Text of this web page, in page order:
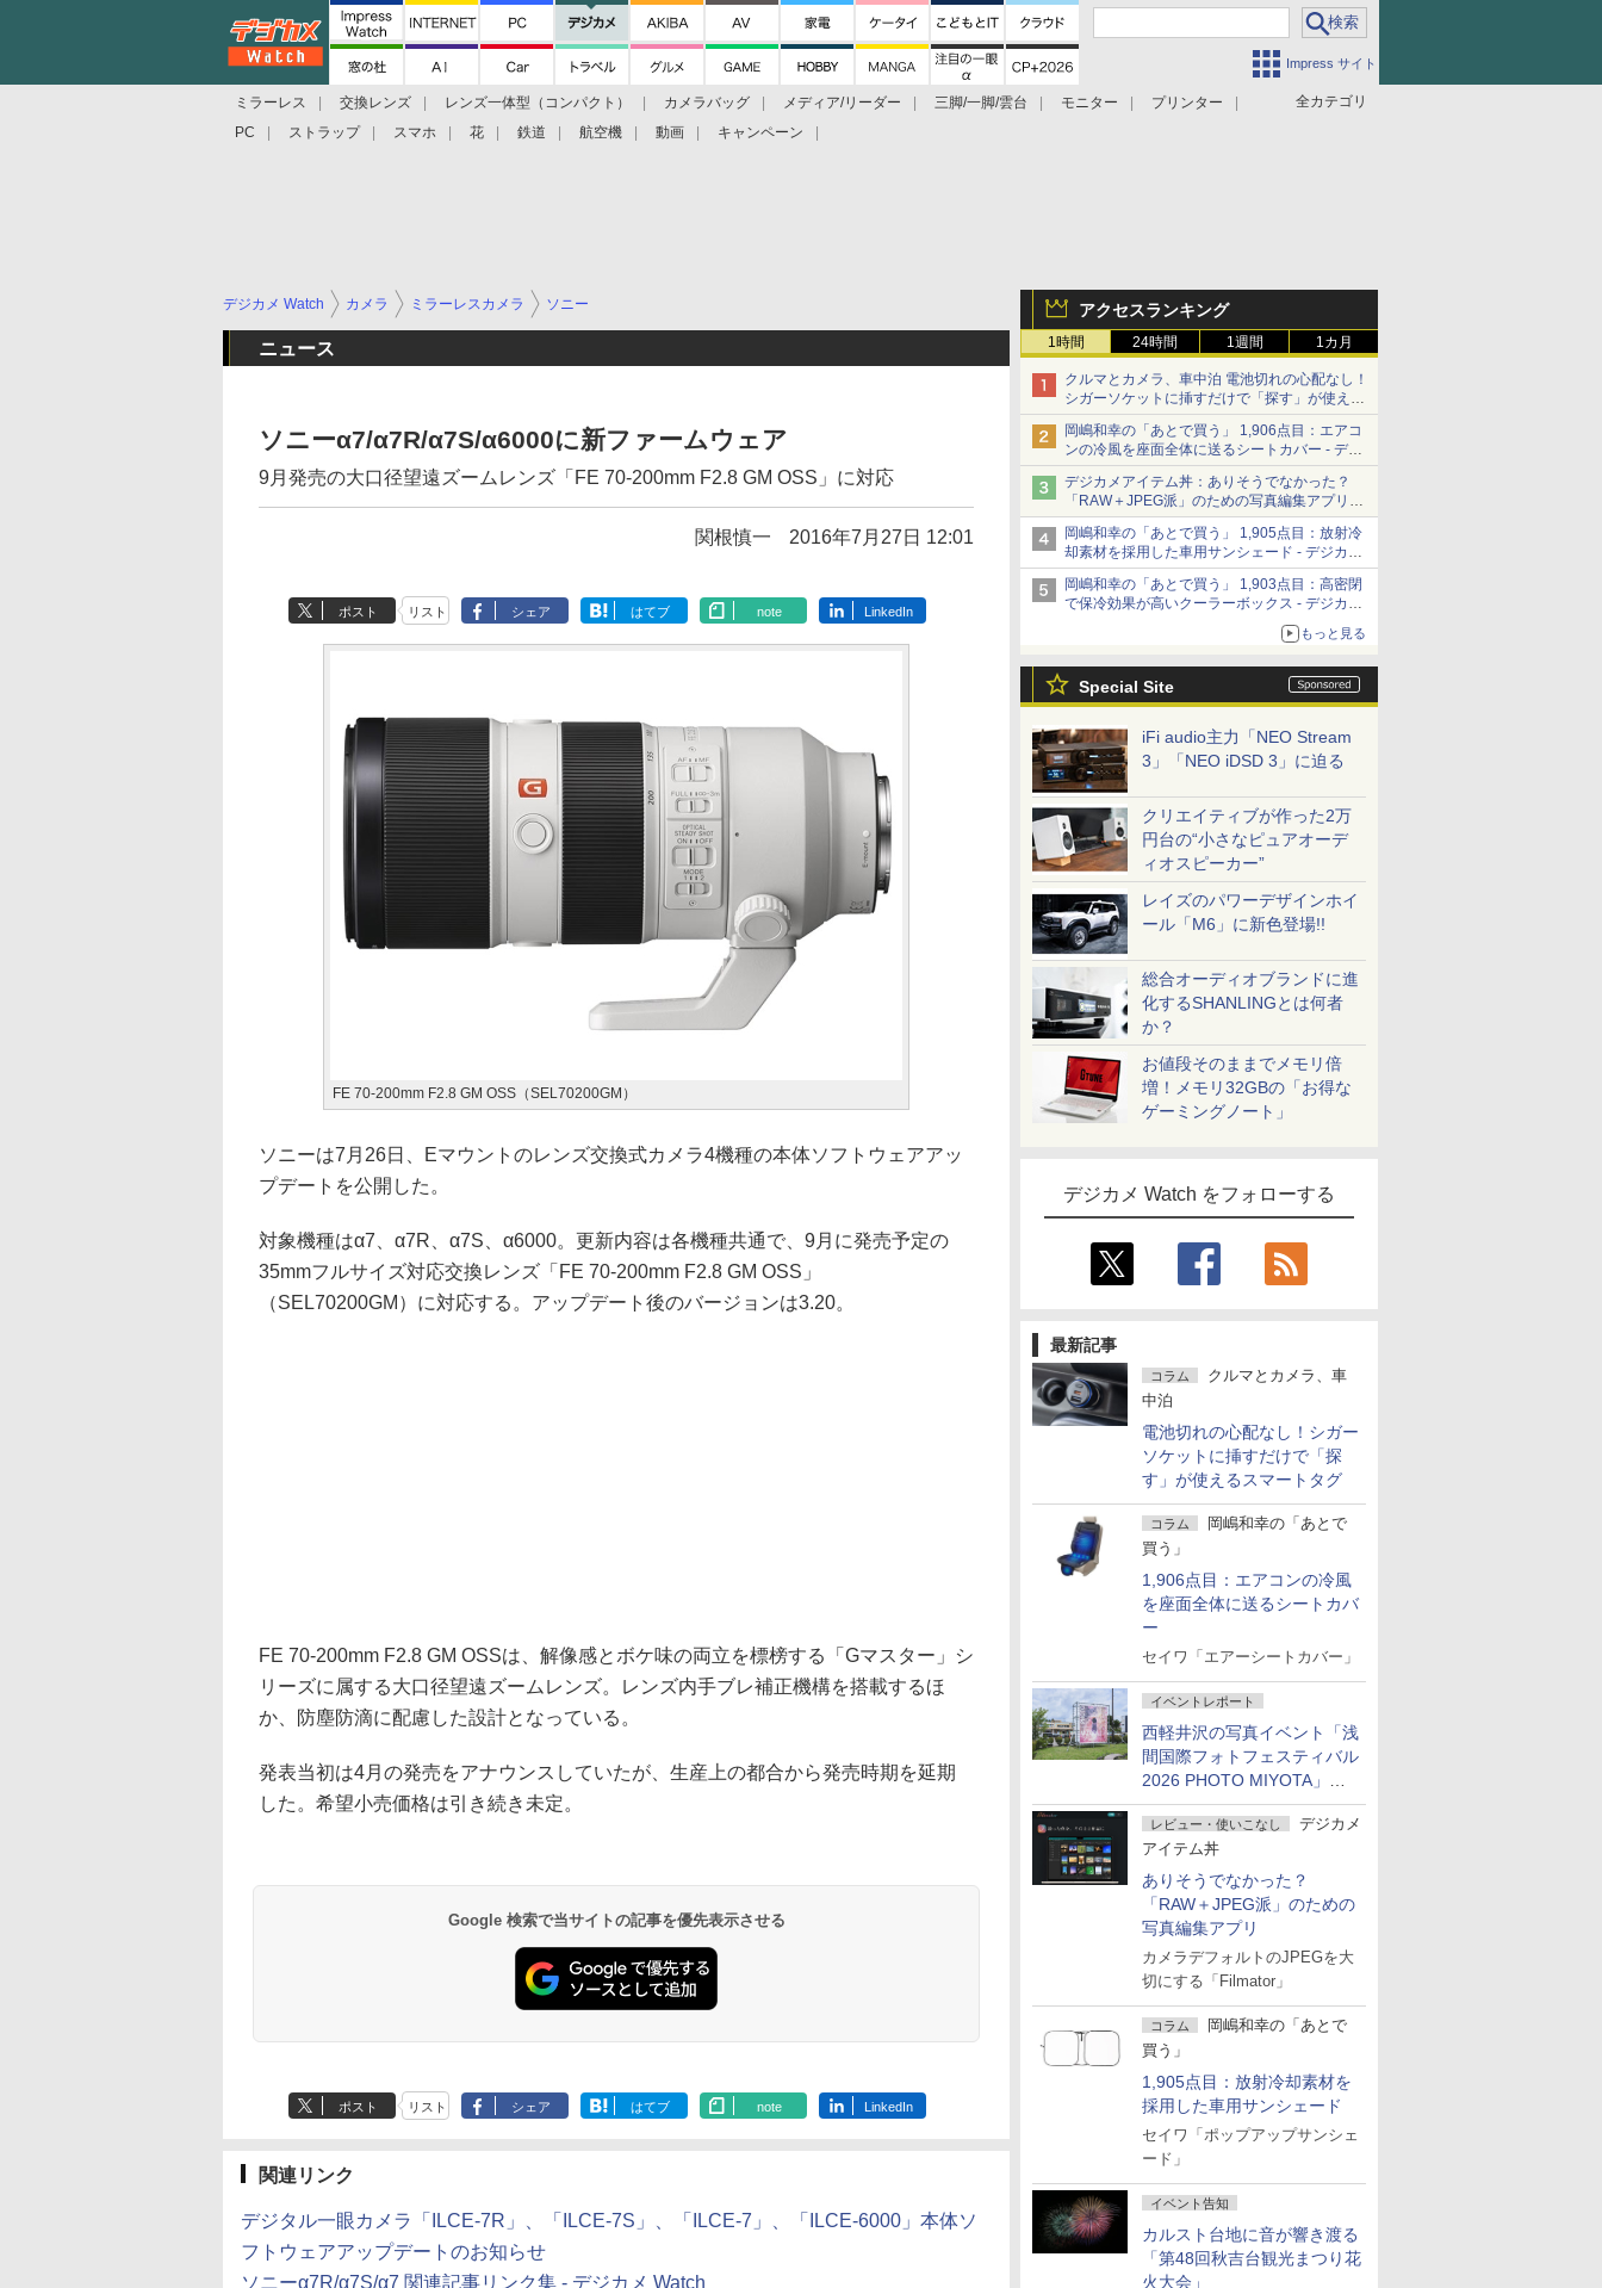
Impress サイト
全カテゴリ
ミラーレス 交換レンズ レンズ一体型（コンパクト） カメラバッグ メディア/リーダー 三脚/一脚/雲台 モニター
プリンター
PC
ストラップ スマホ 花 鉄道 航空機 動画 キャンペーン
アクセスランキング
1時間 24時間 1週間 1カ月
クルマとカメラ、車中泊 電池切れの心配なし！
シガーソケットに挿すだけで「探す」が使える
スマートタグ - デジカメ Watch
岡嶋和幸の「あとで買う」 1,906点目：エアコ
ンの冷風を座面全体に送るシートカバー - デジ
カメ Watch
デジカメアイテム丼：ありそうでなかった？
「RAW＋JPEG派」のための写真編集アプリ
カメラデフォルトのJPEGを大切にする
「Filmator」
岡嶋和幸の「あとで買う」 1,905点目：放射冷
却素材を採用した車用サンシェード - デジカメ
Watch
岡嶋和幸の「あとで買う」 1,903点目：高密閉
で保冷効果が高いクーラーボックス - デジカメ
もっと見る
Special Site
iFi audio主力「NEO Stream
3」「NEO iDSD 3」に迫る
クリエイティブが作った2万
円台の“小さなピュアオーデ
ィオスピーカー”
レイズのパワーデザインホイ
ール「M6」に新色登場!!
総合オーディオブランドに進
化するSHANLINGとは何者
か？
お値段そのままでメモリ倍
増！メモリ32GBの「お得な
ゲーミングノート」
デジカメ Watch をフォローする
最新記事
コラム
クルマとカメラ、車
中泊
電池切れの心配なし！シガー
ソケットに挿すだけで「探
す」が使えるスマートタグ
コラム
岡嶋和幸の「あとで
買う」
1,906点目：エアコンの冷風
を座面全体に送るシートカバ
ー
セイワ「エアーシートカバー」
イベントレポート
西軽井沢の写真イベント「浅
間国際フォトフェスティバル
2026 PHOTO MIYOTA」が
開幕
レビュー・使いこなし
デジカメ
アイテム丼
ありそうでなかった？
「RAW＋JPEG派」のための
写真編集アプリ
カメラデフォルトのJPEGを大
切にする「Filmator」
コラム
岡嶋和幸の「あとで
買う」
1,905点目：放射冷却素材を
採用した車用サンシェード
セイワ「ポップアップサンシェ
ード」
イベント告知
カルスト台地に音が響き渡る
「第48回秋吉台観光まつり花
火大会」
デジカメ Watch カメラ ミラーレスカメラ ソニー
ニュース
ソニーα7/α7R/α7S/α6000に新ファームウェア
9月発売の大口径望遠ズームレンズ「FE 70-200mm F2.8 GM OSS」に対応
関根慎一 2016年7月27日 12:01
ポスト リスト シェア はてブ note LinkedIn
FE 70-200mm F2.8 GM OSS（SEL70200GM）
ソニーは7月26日、Eマウントのレンズ交換式カメラ4機種の本体ソフトウェアアッ
プデートを公開した。
対象機種はα7、α7R、α7S、α6000。更新内容は各機種共通で、9月に発売予定の
35mmフルサイズ対応交換レンズ「FE 70-200mm F2.8 GM OSS」
（SEL70200GM）に対応する。アップデート後のバージョンは3.20。
FE 70-200mm F2.8 GM OSSは、解像感とボケ味の両立を標榜する「Gマスター」シ
リーズに属する大口径望遠ズームレンズ。レンズ内手ブレ補正機構を搭載するほ
か、防塵防滴に配慮した設計となっている。
発表当初は4月の発売をアナウンスしていたが、生産上の都合から発売時期を延期
した。希望小売価格は引き続き未定。
Google 検索で当サイトの記事を優先表示させる
ポスト リスト シェア はてブ note LinkedIn
関連リンク
デジタル一眼カメラ「ILCE-7R」、「ILCE-7S」、「ILCE-7」、「ILCE-6000」本体ソ
フトウェアアップデートのお知らせ
ソニーα7R/α7S/α7 関連記事リンク集 - デジカメ Watch